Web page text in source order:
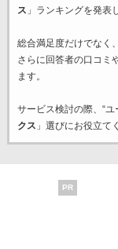
ス 」ランキングを発表
総合満足度だけでなく
さらに回答者の口コミ
ます。
サービス検討の際、“
クス 」選びにお役立て
PR